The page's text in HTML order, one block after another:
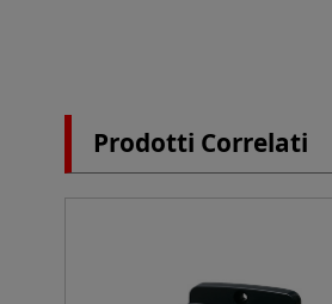
Prodotti Correlati